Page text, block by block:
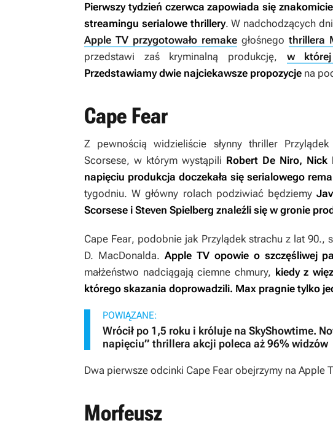
Pierwszy tydzień czerwca zapowiada się
streamingu serialowe thrillery. W nadchodzących
Apple TV przygotowało remake głośnego thrillera
przedstawi zaś kryminalną produkcję, w której
Przedstawiamy dwie najciekawsze propozycje na
Cape Fear
Z pewnością widzieliście słynny thriller
Scorsese, w którym wystąpili Robert De Niro,
napięciu produkcja doczekała się serialowego
tygodniu. W główny rolach podziwiać będziemy
Scorsese i Steven Spielberg znaleźli się w gronie
Cape Fear, podobnie jak Przylądek strachu z lat 90.,
D. MacDonalda. Apple TV opowie o szczęśliwej
małżeństwo nadciągają ciemne chmury, kiedy z
którego skazania doprowadzili. Max pragnie tylko
POWIĄZANE:
Wrócił po 1,5 roku i króluje na SkyShowtime.
napięciu” thrillera akcji poleca aż 96% widzów
Dwa pierwsze odcinki Cape Fear obejrzymy na Apple
Morfeusz